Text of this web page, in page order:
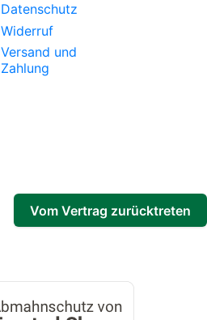
Datenschutz
Widerruf
Versand und
Zahlung
Vom Vertrag zurücktreten